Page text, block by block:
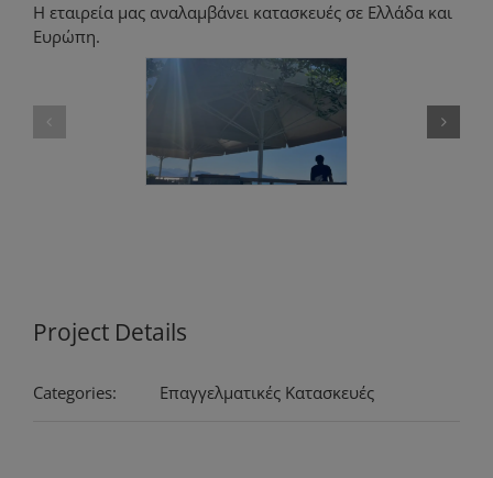
Η εταιρεία μας αναλαμβάνει κατασκευές σε Ελλάδα και
Ευρώπη.
Project Details
Categories: Επαγγελματικές Κατασκευές